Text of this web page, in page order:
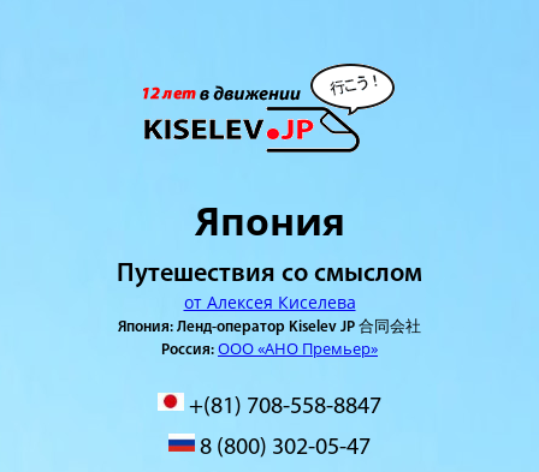
Япония
Путешествия со смыслом
от Алексея Киселева
Япония: Ленд-оператор Kiselev JP 合同会社
Россия: ООО «АНО Премьер»
+(81) 708-558-8847
8 (800) 302-05-47